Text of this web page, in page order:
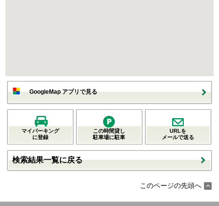
GoogleMap アプリで見る
マイパーキング
に登録
この時間貸し
駐車場に駐車
URLを
メールで送る
検索結果一覧に戻る
このページの先頭へ